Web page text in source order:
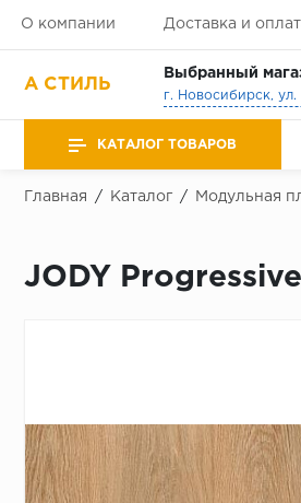
О компании Доставка и
А СТИЛЬ
Выбранный
КАТАЛОГ ТОВАРОВ
Главная / Каталог / Модульная
JODY